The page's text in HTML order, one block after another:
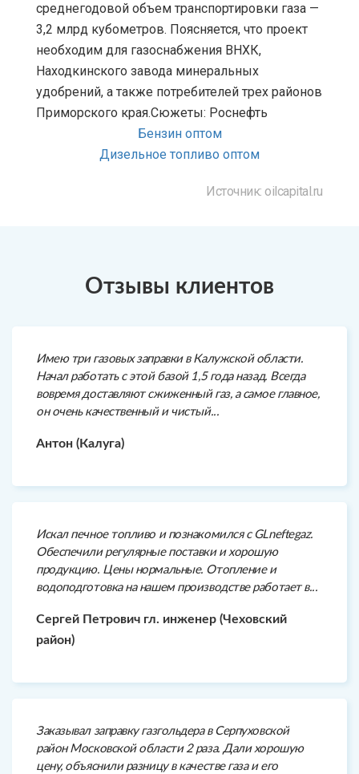
среднегодовой объем транспортировки газа —
3,2 млрд кубометров. Поясняется, что проект
необходим для газоснабжения ВНХК,
Находкинского завода минеральных
удобрений, а также потребителей трех районов
Приморского края.Сюжеты: Роснефть
Бензин оптом
Дизельное топливо оптом
Источник: oilcapital.ru
Отзывы клиентов
Имею три газовых заправки в Калужской области.
Начал работать с этой базой 1,5 года назад. Всегда
вовремя доставляют сжиженный газ, а самое главное,
он очень качественный и чистый...
Антон (Калуга)
Искал печное топливо и познакомился с GLneftegaz.
Обеспечили регулярные поставки и хорошую
продукцию. Цены нормальные. Отопление и
водоподготовка на нашем производстве работает в...
Сергей Петрович гл. инженер (Чеховский
район)
Заказывал заправку газгольдера в Серпуховской
район Московской области 2 раза. Дали хорошую
цену, объяснили разницу в качестве газа и его